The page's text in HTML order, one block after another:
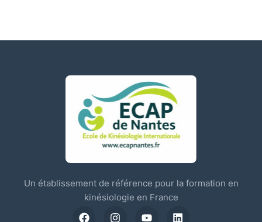
Un établissement de référence pour la formation en
kinésiologie en France